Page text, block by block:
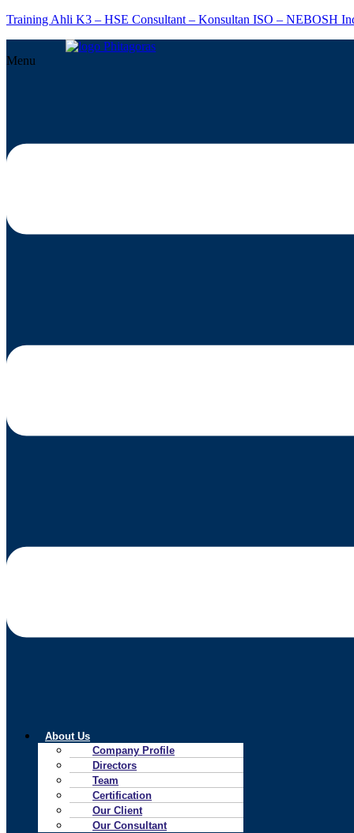
Training Ahli K3 – HSE Consultant – Konsultan ISO – NEBOSH
Menu
About Us
Company Profile
Directors
Team
Certification
Our Client
Our Consultant